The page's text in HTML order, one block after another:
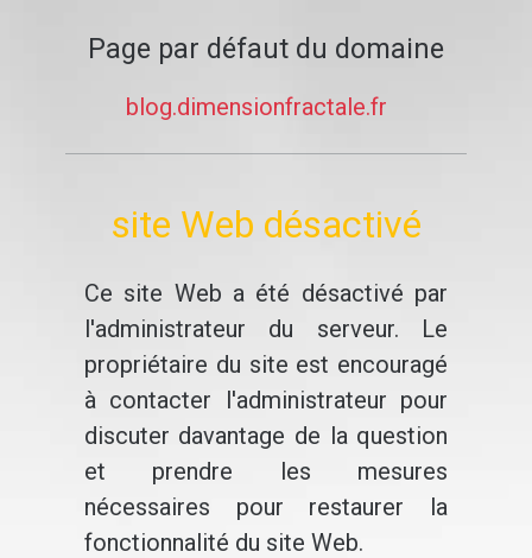
Page par défaut du domaine
blog.dimensionfractale.fr
site Web désactivé
Ce site Web a été désactivé par
l'administrateur du serveur. Le
propriétaire du site est encouragé
à contacter l'administrateur pour
discuter davantage de la question
et prendre les mesures
nécessaires pour restaurer la
fonctionnalité du site Web.